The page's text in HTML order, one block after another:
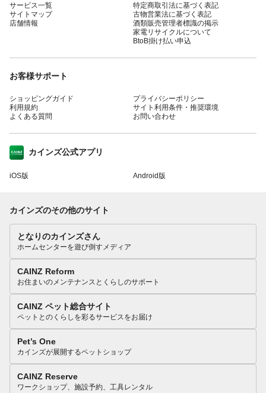
サービス一覧
サイトマップ
店舗情報
特定商取引法に基づく表記
古物営業法に基づく表記
酒類販売管理者標識の掲示
家電リサイクルについて
BtoB掛け払い申込
お客様サポート
ショッピングガイド
利用規約
よくある質問
プライバシーポリシー
サイト利用条件・推奨環境
お問い合わせ
カインズ公式アプリ
iOS版 Android版
カインズのその他のサイト
となりのカインズさん
ホームセンターを遊び倒すメディア
CAINZ Reform
お住まいのメンテナンスとくらしのサポート
CAINZ ペット総合サイト
ペットとのくらしを彩るサービスをお届け
Pet’s One
カインズが展開するペットショップ
CAINZ Reserve
ワークショップ、施設予約、工具レンタル